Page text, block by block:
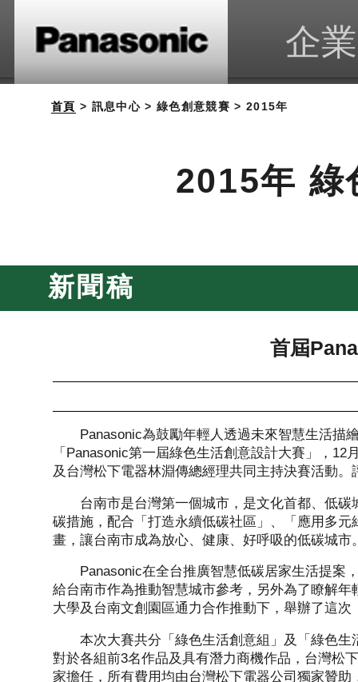
企
首頁 > 訊息中心 > 綠色創意競賽 > 2015年
2015年 綠
新聞稿
首屆
Panasonic為鼓勵年輕人透過未來智慧生活描
「Panasonic第一屆綠色生活創意設計大賽」，
及台灣松下電器林淵傳總經理共同主持決賽活動
台南市是台灣第一個城市，是文化首都、低
碳措施，配合「打造永續低碳社區」、「應用多
畫，讓台南市成為放心、健康、好呼吸的低碳城市
Panasonic在全台推廣智慧低碳居家生活提案
給台南市作為推動智慧城市參考，另外為了瞭解
大學及台南文創園區通力合作推動下，舉辦了這
本次大賽共分「綠色生活創意組」及「綠色
對於各組前3名作品及具有潛力商機作品，台灣松
家擔任，所有費用均由台灣松下電器公司獨家贊